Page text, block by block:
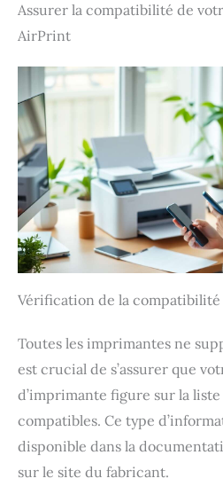
Assurer la compatibilité de
AirPrint
Vérification de la compatibilité
Toutes les imprimantes ne
est crucial de s’assurer que
d’imprimante figure sur la
compatibles. Ce type
disponible dans la
sur le site du fabricant.